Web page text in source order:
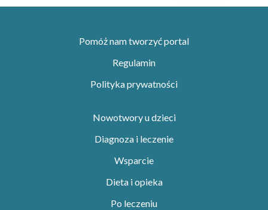
Pomóż nam tworzyć portal
Regulamin
Polityka prywatności
Nowotwory u dzieci
Diagnoza i leczenie
Wsparcie
Dieta i opieka
Po leczeniu